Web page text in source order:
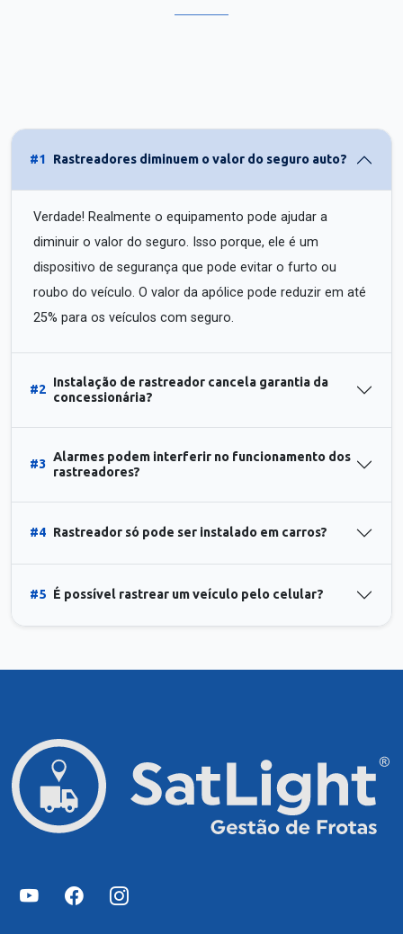
#1 Rastreadores diminuem o valor do seguro auto?
Verdade! Realmente o equipamento pode ajudar a
diminuir o valor do seguro. Isso porque, ele é um
dispositivo de segurança que pode evitar o furto ou
roubo do veículo. O valor da apólice pode reduzir em até
25% para os veículos com seguro.
#2
Instalação de rastreador cancela garantia da
concessionária?
#3
Alarmes podem interferir no funcionamento dos
rastreadores?
#4 Rastreador só pode ser instalado em carros?
#5 É possível rastrear um veículo pelo celular?